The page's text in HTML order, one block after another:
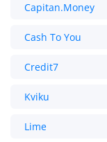
Capitan.Money
Cash To You
Credit7
Kviku
Lime